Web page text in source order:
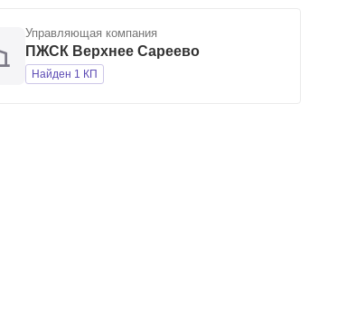
Управляющая компания
ПЖСК Верхнее Сареево
Найден 1 КП